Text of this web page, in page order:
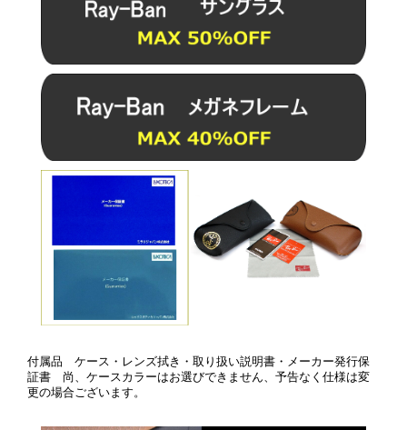
付属品 ケース・レンズ拭き・取り扱い説明書・メーカー発行保
証書 尚、ケースカラーはお選びできません、予告なく仕様は変
更の場合ございます。